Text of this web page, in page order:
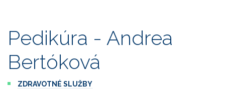
Pedikúra - Andrea
Bertóková
ZDRAVOTNÉ SLUŽBY